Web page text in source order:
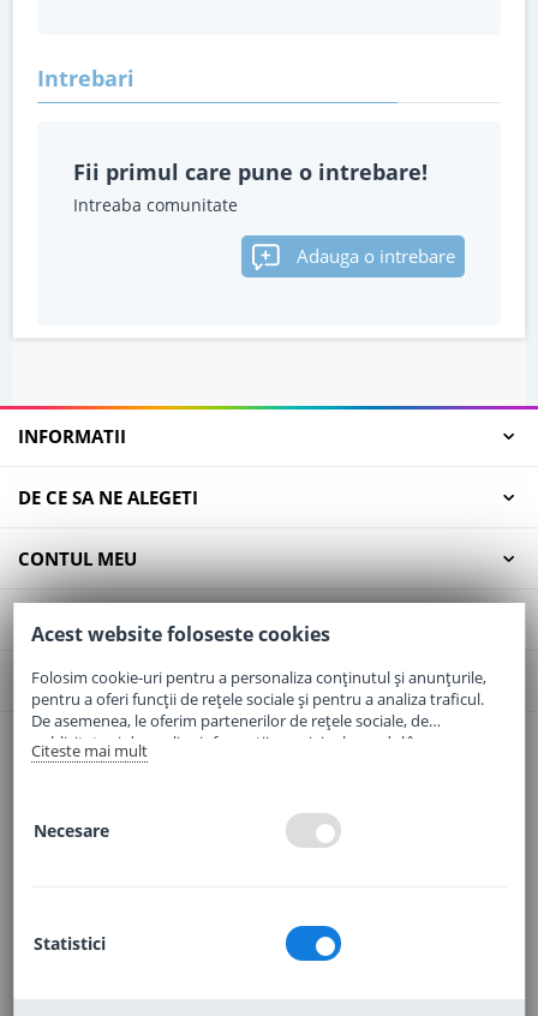
Intrebari
Fii primul care pune o intrebare!
Intreaba comunitate
Adauga o intrebare
INFORMATII
DE CE SA NE ALEGETI
CONTUL MEU
SERVICII CLIENTI
CONTACT
Email:office@elaptepraf.ro
Sos. Borsului, Nr. 20, Oradea, Jud. Bihor
Acest website foloseste cookies
Folosim cookie-uri pentru a personaliza conținutul și anunțurile,
pentru a oferi funcții de rețele sociale și pentru a analiza traficul.
De asemenea, le oferim partenerilor de rețele sociale, de
publicitate și de analize informații cu privire la modul în care
folosiți site-ul nostru. Aceștia le pot combina cu alte informații
Citeste mai mult
Necesare
Statistici